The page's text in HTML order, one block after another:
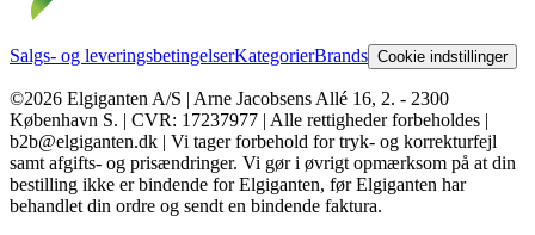
Salgs- og leveringsbetingelserKategorierBrands Cookie indstillinger
©2026 Elgiganten A/S | Arne Jacobsens Allé 16, 2. - 2300
København S. | CVR: 17237977 | Alle rettigheder forbeholdes |
b2b@elgiganten.dk | Vi tager forbehold for tryk- og korrekturfejl
samt afgifts- og prisændringer. Vi gør i øvrigt opmærksom på at din
bestilling ikke er bindende for Elgiganten, før Elgiganten har
behandlet din ordre og sendt en bindende faktura.